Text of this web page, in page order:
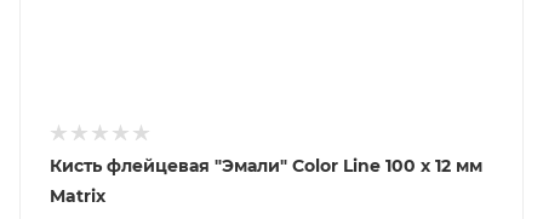
Кисть флейцевая "Эмали" Color Line 100 х 12 мм
Matrix